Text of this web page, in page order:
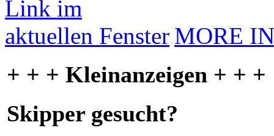
MORE
+ + + Kleinanzeigen + + +
Skipper gesucht?